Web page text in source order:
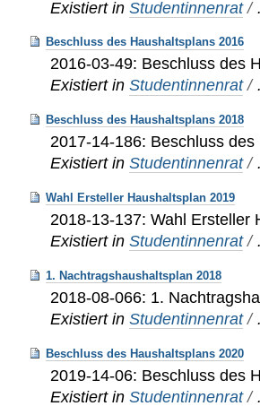
Existiert in Studentinnenrat /
Beschluss des Haushaltsplans 2016
2016-03-49: Beschluss des
Existiert in Studentinnenrat /
Beschluss des Haushaltsplans 2018
2017-14-186: Beschluss
Existiert in Studentinnenrat /
Wahl Ersteller Haushaltsplan 2019
2018-13-137: Wahl Ersteller
Existiert in Studentinnenrat /
1. Nachtragshaushaltsplan 2018
2018-08-066: 1.
Existiert in Studentinnenrat /
Beschluss des Haushaltsplans 2020
2019-14-06: Beschluss des
Existiert in Studentinnenrat /